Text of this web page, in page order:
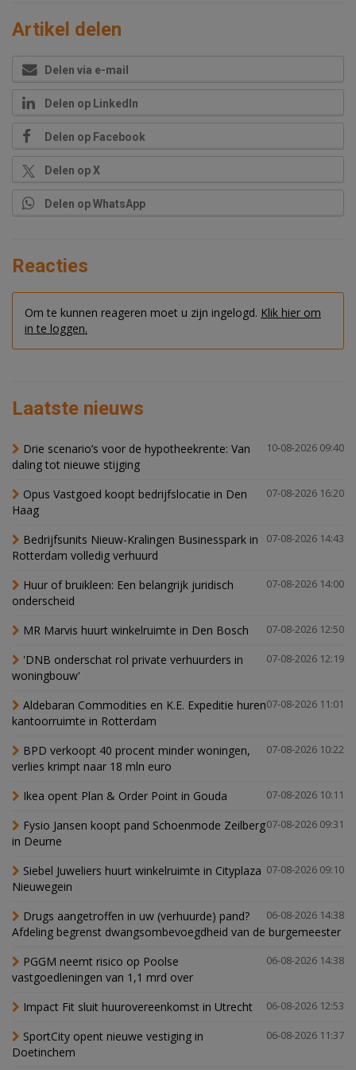
Artikel delen
Delen via e-mail
Delen op LinkedIn
Delen op Facebook
Delen op X
Delen op WhatsApp
Reacties
Om te kunnen reageren moet u zijn ingelogd. Klik hier om
in te loggen.
Laatste nieuws
10-08-2026 09:40
Drie scenario’s voor de hypotheekrente: Van
daling tot nieuwe stijging
07-08-2026 16:20
Opus Vastgoed koopt bedrijfslocatie in Den
Haag
07-08-2026 14:43
Bedrijfsunits Nieuw-Kralingen Businesspark in
Rotterdam volledig verhuurd
07-08-2026 14:00
Huur of bruikleen: Een belangrijk juridisch
onderscheid
07-08-2026 12:50
MR Marvis huurt winkelruimte in Den Bosch
07-08-2026 12:19
'DNB onderschat rol private verhuurders in
woningbouw'
07-08-2026 11:01
Aldebaran Commodities en K.E. Expeditie huren
kantoorruimte in Rotterdam
07-08-2026 10:22
BPD verkoopt 40 procent minder woningen,
verlies krimpt naar 18 mln euro
07-08-2026 10:11
Ikea opent Plan & Order Point in Gouda
07-08-2026 09:31
Fysio Jansen koopt pand Schoenmode Zeilberg
in Deurne
07-08-2026 09:10
Siebel Juweliers huurt winkelruimte in Cityplaza
Nieuwegein
06-08-2026 14:38
Drugs aangetroffen in uw (verhuurde) pand?
Afdeling begrenst dwangsombevoegdheid van de burgemeester
06-08-2026 14:38
PGGM neemt risico op Poolse
vastgoedleningen van 1,1 mrd over
06-08-2026 12:53
Impact Fit sluit huurovereenkomst in Utrecht
06-08-2026 11:37
SportCity opent nieuwe vestiging in
Doetinchem